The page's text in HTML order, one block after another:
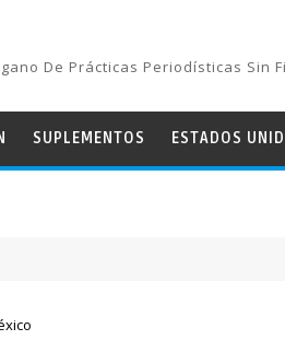
De Prácticas Periodísticas Sin
SUPLEMENTOS ESTADOS